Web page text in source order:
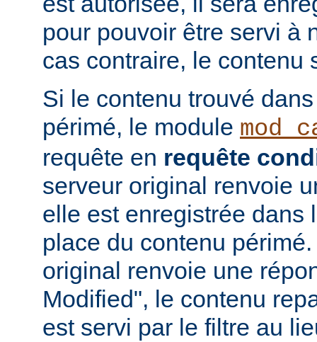
pour pouvoir être servi à
cas contraire, le contenu
Si le contenu trouvé
périmé, le module
requête en requête
serveur original renvoie
elle est enregistrée dans
place du contenu
original renvoie une
Modified", le contenu
est servi par le filtre au